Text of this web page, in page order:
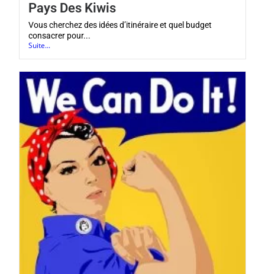
Pays Des Kiwis
Vous cherchez des idées d’itinéraire et quel budget
consacrer pour...
Suite...